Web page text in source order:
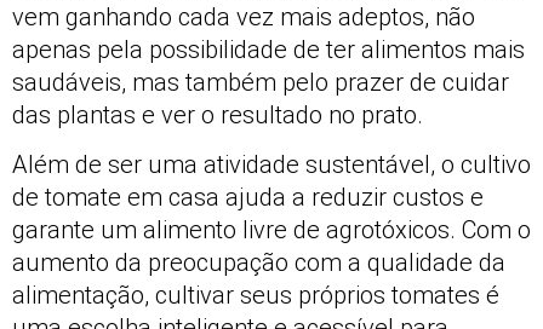
vem ganhando cada vez mais adeptos, não
apenas pela possibilidade de ter alimentos mais
saudáveis, mas também pelo prazer de cuidar
das plantas e ver o resultado no prato.
Além de ser uma atividade sustentável, o cultivo
de tomate em casa ajuda a reduzir custos e
garante um alimento livre de agrotóxicos. Com o
aumento da preocupação com a qualidade da
alimentação, cultivar seus próprios tomates é